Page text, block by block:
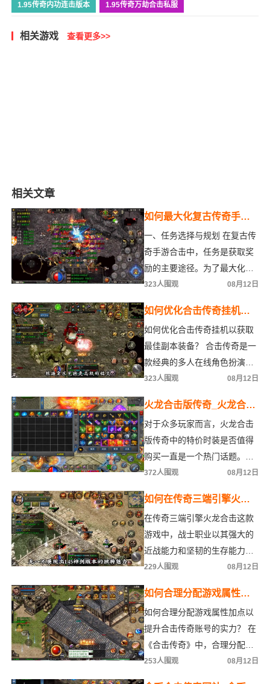
1.95传奇内功连击版本 1.95传奇万劫合击私服
相关游戏 查看更多>>
相关文章
如何最大化复古传奇手游
合击中的任务奖励获取效
率？
一、任务选择与规划 在复古传
奇手游合击中，任务是获取奖
励的主要途径。为了最大化奖
励获取效率，玩家首先需要对
任务进行合理选择与规
323人围观 08月12日
如何优化合击传奇挂机以
获取最佳副本装备？
如何优化合击传奇挂机以获取
最佳副本装备？ 合击传奇是一
款经典的多人在线角色扮演游
戏，挂机是许多玩家在游戏中
获取装备和经验的主要方
323人围观 08月12日
火龙合击版传奇_火龙合击
版传奇_特价时装值得购买
吗？
对于众多玩家而言，火龙合击
版传奇中的特价时装是否值得
购买一直是一个热门话题。在
这篇攻略中，我们将深入探讨
这个问题，并为您提供全
372人围观 08月12日
如何在传奇三端引擎火龙
合击中最大化游戏战士职
业的战斗潜力？
在传奇三端引擎火龙合击这款
游戏中，战士职业以其强大的
近战能力和坚韧的生存能力而
备受玩家喜爱。本文将详细介
绍如何最大化战士职业的
229人围观 08月12日
如何合理分配游戏属性加
点以提升合击传奇账号的
实力？
如何合理分配游戏属性加点以
提升合击传奇账号的实力？ 在
《合击传奇》中，合理分配游
戏属性加点是提升账号实力的
关键之一。正确的加点方
253人围观 08月12日